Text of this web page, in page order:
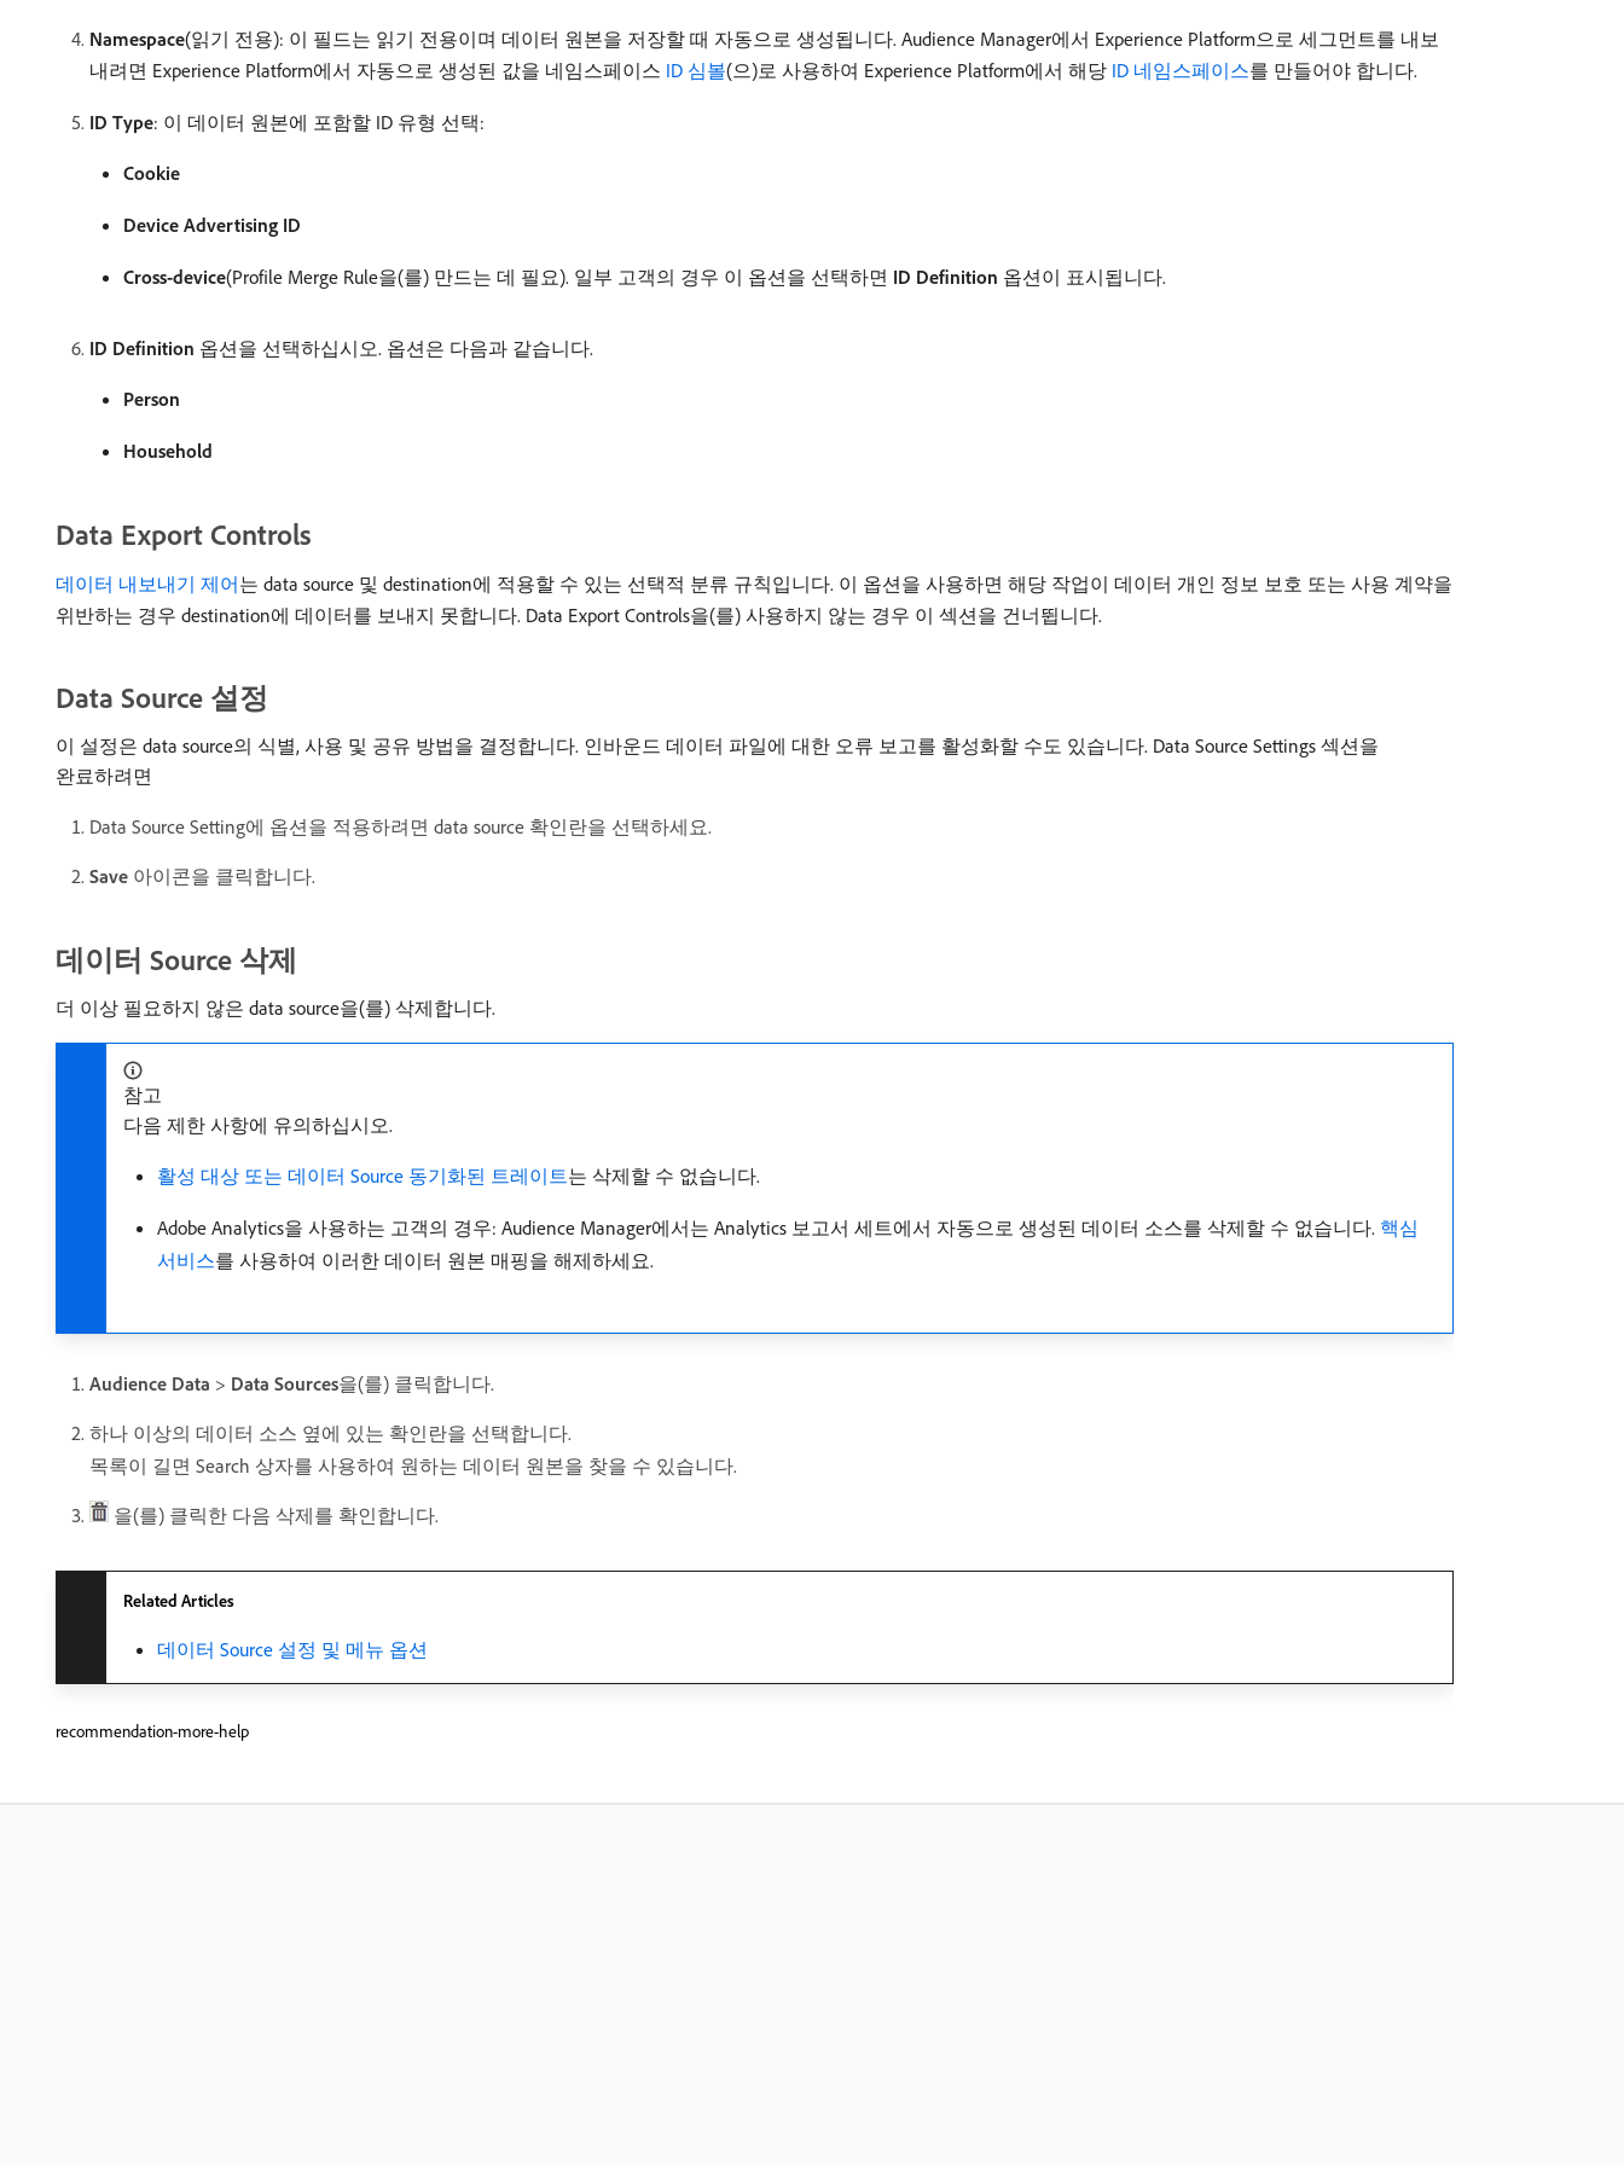
Namespace(읽기 전용): 이 필드는 읽기 전용이며 데이터 원본을 저장할 때 자동으로 생성됩니다. Audience Manager에서 Experience Platform으로 세그먼트를 내보
내려면 Experience Platform에서 자동으로 생성된 값을 네임스페이스 ID 심볼​(으)로 사용하여 Experience Platform에서 해당 ID 네임스페이스를 만들어야 합니다.
ID Type: 이 데이터 원본에 포함할 ID 유형 선택:
Cookie
Device Advertising ID
Cross-device(Profile Merge Rule을(를) 만드는 데 필요). 일부 고객의 경우 이 옵션을 선택하면 ID Definition 옵션이 표시됩니다.
ID Definition 옵션을 선택하십시오. 옵션은 다음과 같습니다.
Person
Household
Data Export Controls
데이터 내보내기 제어는 data source 및 destination에 적용할 수 있는 선택적 분류 규칙입니다. 이 옵션을 사용하면 해당 작업이 데이터 개인 정보 보호 또는 사용 계약을
위반하는 경우 destination에 데이터를 보내지 못합니다. Data Export Controls을(를) 사용하지 않는 경우 이 섹션을 건너뜁니다.
Data Source 설정
이 설정은 data source의 식별, 사용 및 공유 방법을 결정합니다. 인바운드 데이터 파일에 대한 오류 보고를 활성화할 수도 있습니다. Data Source Settings 섹션을
완료하려면
Data Source Setting에 옵션을 적용하려면 data source 확인란을 선택하세요.
Save 아이콘을 클릭합니다.
데이터 Source 삭제
더 이상 필요하지 않은 data source을(를) 삭제합니다.
참고
다음 제한 사항에 유의하십시오.
활성 대상 또는 데이터 Source 동기화된 트레이트는 삭제할 수 없습니다.
Adobe Analytics을 사용하는 고객의 경우: Audience Manager에서는 Analytics 보고서 세트에서 자동으로 생성된 데이터 소스를 삭제할 수 없습니다. 핵심
서비스를 사용하여 이러한 데이터 원본 매핑을 해제하세요.
Audience Data > Data Sources​을(를) 클릭합니다.
하나 이상의 데이터 소스 옆에 있는 확인란을 선택합니다.
목록이 길면 Search 상자를 사용하여 원하는 데이터 원본을 찾을 수 있습니다.
을(를) 클릭한 다음 삭제를 확인합니다.
Related Articles
데이터 Source 설정 및 메뉴 옵션
recommendation-more-help